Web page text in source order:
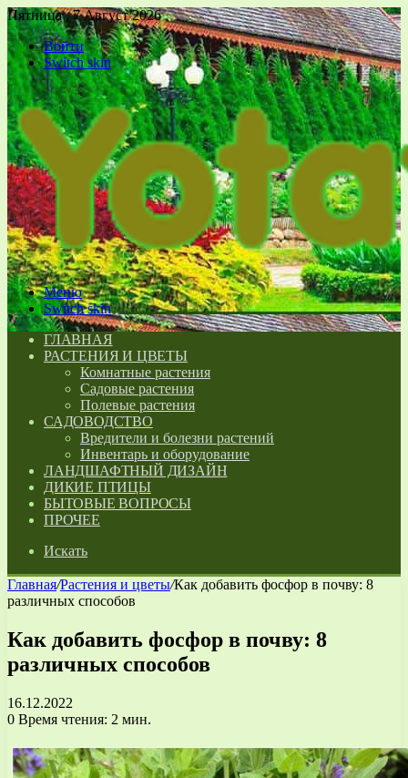
Пятница , 7 Август 2026
Войти
Switch skin
Меню
Switch skin
ГЛАВНАЯ
РАСТЕНИЯ И ЦВЕТЫ
Комнатные растения
Садовые растения
Полевые растения
САДОВОДСТВО
Вредители и болезни растений
Инвентарь и оборудование
ЛАНДШАФТНЫЙ ДИЗАЙН
ДИКИЕ ПТИЦЫ
БЫТОВЫЕ ВОПРОСЫ
ПРОЧЕЕ
Искать
Главная/Растения и цветы/Как добавить фосфор в почву: 8
различных способов
Как добавить фосфор в почву: 8
различных способов
16.12.2022
0 Время чтения: 2 мин.